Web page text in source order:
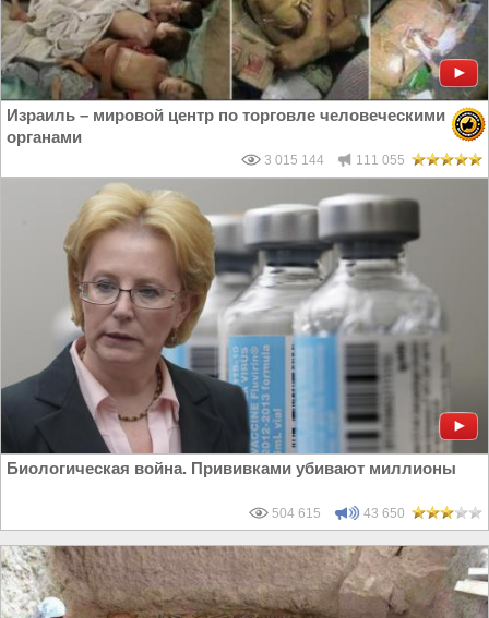
Израиль – мировой центр по торговле человеческими
органами
3 015 144 111 055
Биологическая война. Прививками убивают миллионы
504 615 43 650